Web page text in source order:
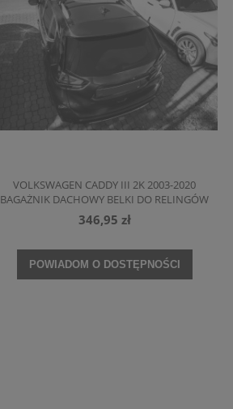
VOLKSWAGEN CADDY III 2K 2003-2020
BAGAŻNIK DACHOWY BELKI DO RELINGÓW
346,95 zł
POWIADOM O DOSTĘPNOŚCI